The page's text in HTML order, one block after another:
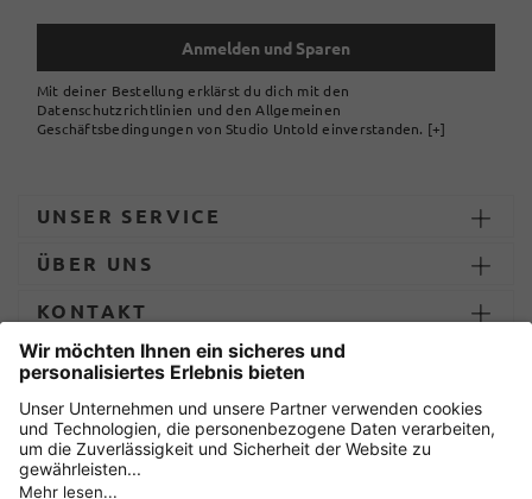
Anmelden und Sparen
Mit deiner Bestellung erklärst du dich mit den
Datenschutzrichtlinien und den Allgemeinen
Geschäftsbedingungen von Studio Untold einverstanden. [+]
UNSER SERVICE
ÜBER UNS
KONTAKT
ZAHLUNG UND LIEFERUNG
Sicher einkaufen mit